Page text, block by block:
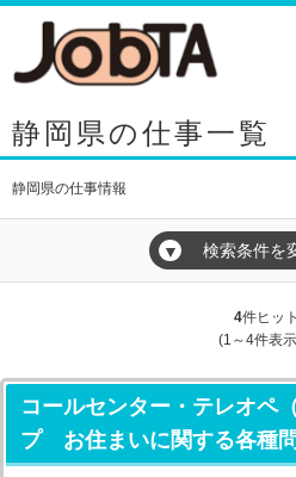
静岡県の仕事一覧
静岡県の仕事情報
▼ 検索条件を
4件ヒット
(1～4件表
コールセンター・テレオペ
プ お住まいに関する各種